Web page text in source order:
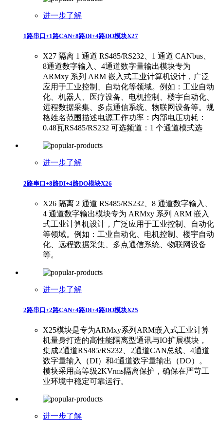
进一步了解
1路串口+1路CAN+8路DI+4路DO模块X27
X27 隔离 1 通道 RS485/RS232、1 通道 CANbus、
8通道数字输入、4通道数字量输出模块专为
ARMxy 系列 ARM 嵌入式工业计算机设计，广泛
应用于工业控制、自动化等领域。例如：工业自动
化、机器人、医疗设备、电机控制、楼宇自动化、
远程数据采集、多点通信系统、物联网设备等。规
格姓名范围描述电源工作功率：内部电压功耗：
0.48瓦RS485/RS232 可选频道：1 个通道模式选
进一步了解
2路串口+8路DI+4路DO模块X26
X26 隔离 2 通道 RS485/RS232、8 通道数字输入、
4 通道数字输出模块专为 ARMxy 系列 ARM 嵌入
式工业计算机设计，广泛应用于工业控制、自动化
等领域。例如：工业自动化、电机控制、楼宇自动
化、远程数据采集、多点通信系统、物联网设备
等。
进一步了解
2路串口+2路CAN+4路DI+4路DO模块X25
X25模块是专为ARMxy系列ARM嵌入式工业计算
机量身打造的高性能隔离型通讯与IO扩展模块，
集成2通道RS485/RS232、2通道CAN总线、4通道
数字量输入（DI）和4通道数字量输出（DO）。
模块采用高等级2KVrms隔离保护，确保在严苛工
业环境中稳定可靠运行。
进一步了解